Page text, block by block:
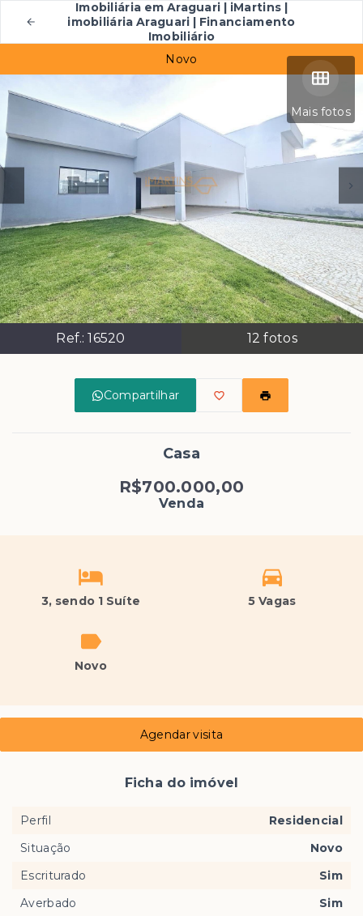
Imobiliária em Araguari | iMartins |
imobiliária Araguari | Financiamento
Imobiliário
Mais fotos
Ref.:16520 12 fotos
Novo
Compartilhar
Casa
R$700.000,00
Venda
3, sendo 1 Suíte 5 Vagas
Novo
Agendar visita
Ficha do imóvel
Perfil
Residencial
Situação
Novo
Escriturado
Sim
Averbado
Sim